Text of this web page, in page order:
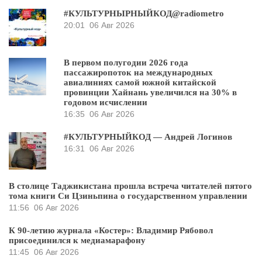
#КУЛЬТУРНЫРНЫЙКОД@radiometro
20:01
06 Авг 2026
В первом полугодии 2026 года
пассажиропоток на международных
авиалиниях самой южной китайской
провинции Хайнань увеличился на 30% в
годовом исчислении
16:35 06 Авг 2026
#КУЛЬТУРНЫЙКОД — Андрей Логинов
16:31
06 Авг 2026
В столице Таджикистана прошла встреча читателей пятого
тома книги Си Цзиньпина о государственном управлении
11:56 06 Авг 2026
К 90-летию журнала «Костер»: Владимир Рябовол
присоединился к медиамарафону
11:45 06 Авг 2026